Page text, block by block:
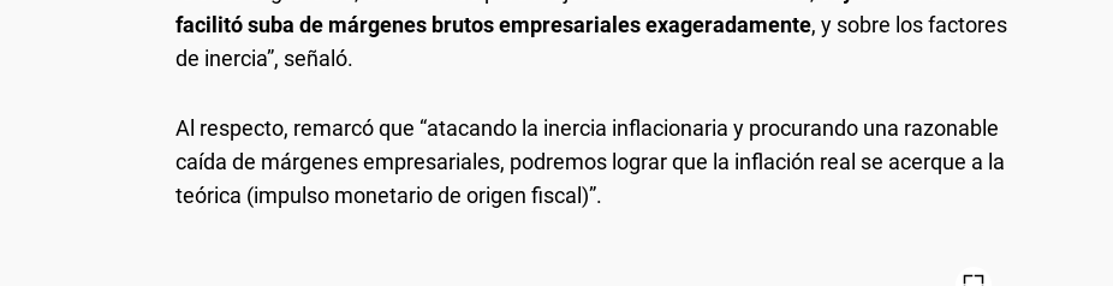
facilitó suba de márgenes brutos empresariales exageradamente, y sobre los factores
de inercia”, señaló.
Al respecto, remarcó que “atacando la inercia inflacionaria y procurando una razonable
caída de márgenes empresariales, podremos lograr que la inflación real se acerque a la
teórica (impulso monetario de origen fiscal)”.